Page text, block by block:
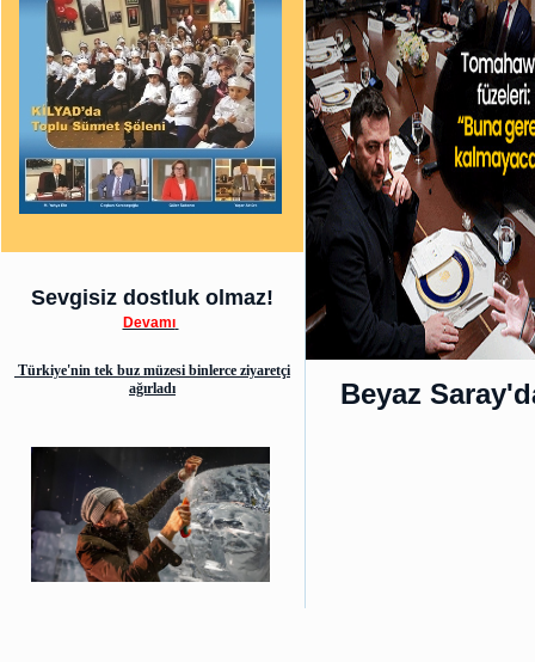
Sevgisiz dostluk olmaz!
Devamı
Türkiye'nin tek buz müzesi binlerce ziyaretçi
ağırladı
Beyaz